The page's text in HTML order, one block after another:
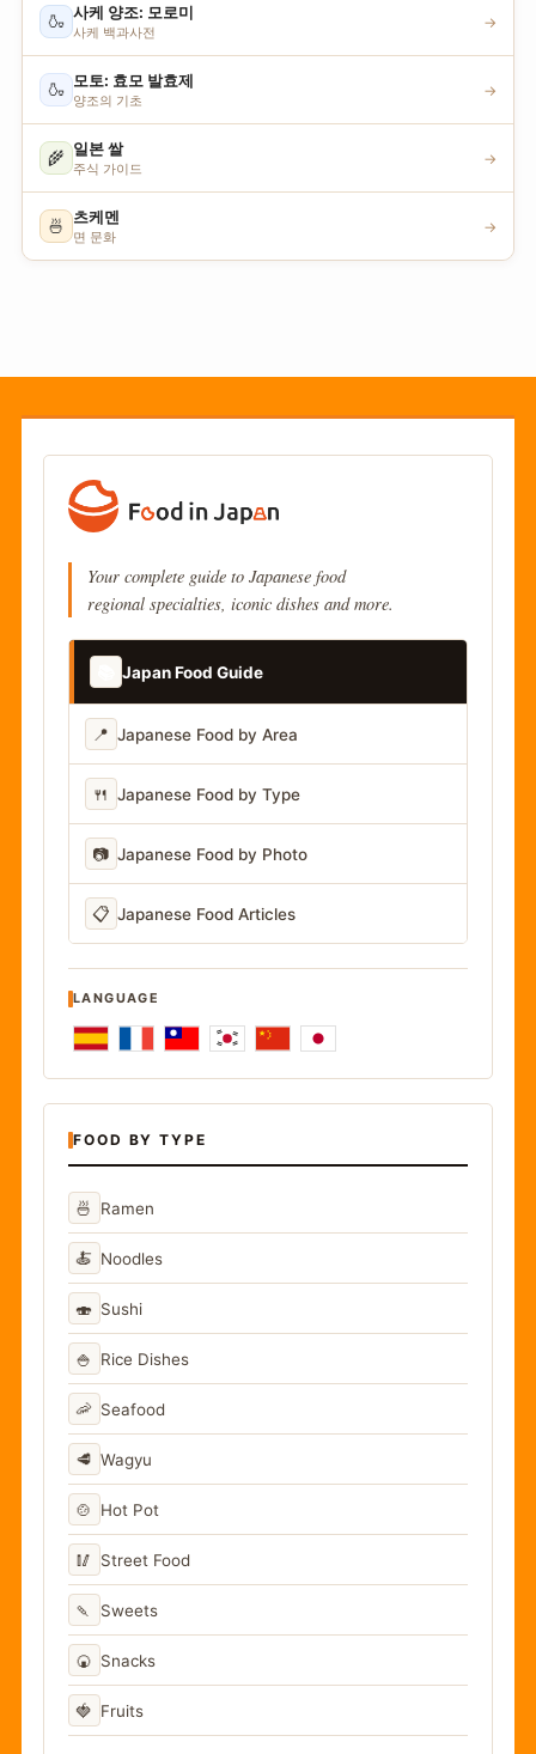
🍶 사케 양조: 모로미
사케 백과사전
→
🍶 모토: 효모 발효제
양조의 기초
→
🌾 일본 쌀
주식 가이드
→
🍜 츠케멘
면 문화
→
Your complete guide to Japanese food
regional specialties, iconic dishes and more.
Japan Food Guide
📍 Japanese Food by Area
🍴 Japanese Food by Type
📷 Japanese Food by Photo
📋 Japanese Food Articles
LANGUAGE
FOOD BY TYPE
🍜 Ramen
🍝 Noodles
🍣 Sushi
🍚 Rice Dishes
🦐 Seafood
🥩 Wagyu
🍲 Hot Pot
🥢 Street Food
🍡 Sweets
🍘 Snacks
🍓 Fruits